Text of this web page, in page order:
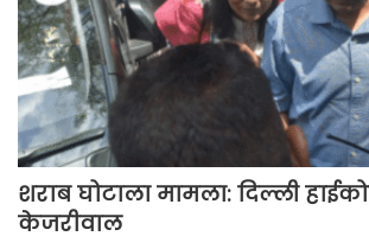
शराब घोटाला मामला: दिल्ली
केजरीवाल